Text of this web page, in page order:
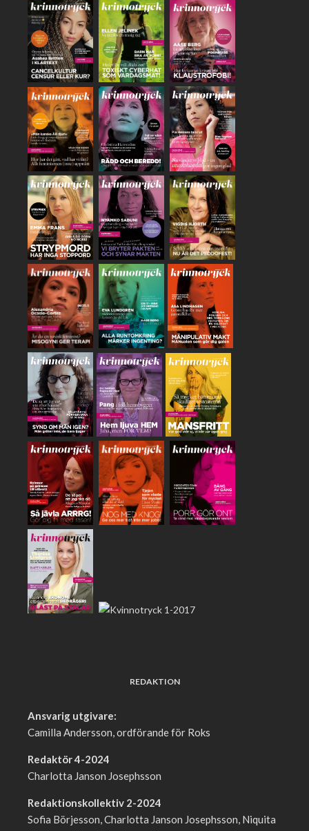
REDAKTION
Ansvarig utgivare:
Camilla Andersson, ordförande för Roks
Redaktör 4-2024
Charlotta Janson Josephsson
Redaktionskollektiv 2-2024
Sofia Börjesson, Charlotta Janson Josephsson, Niquita